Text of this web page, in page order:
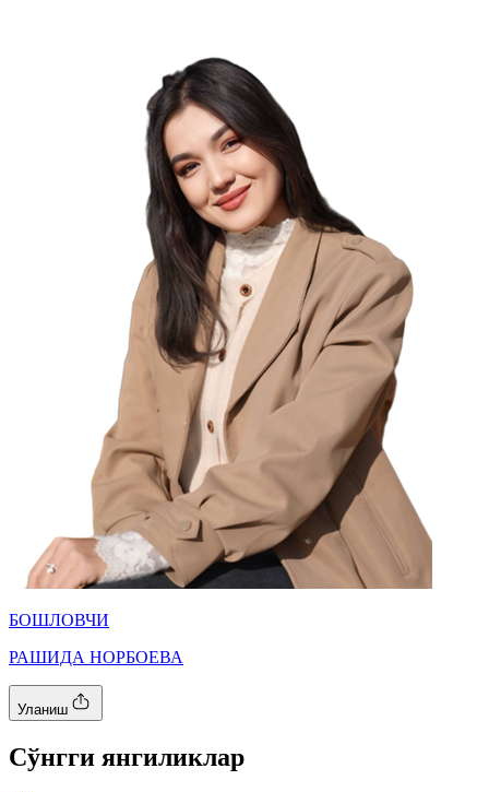
БОШЛОВЧИ
РАШИДА НОРБОЕВА
Уланиш
Cўнгги янгиликлар